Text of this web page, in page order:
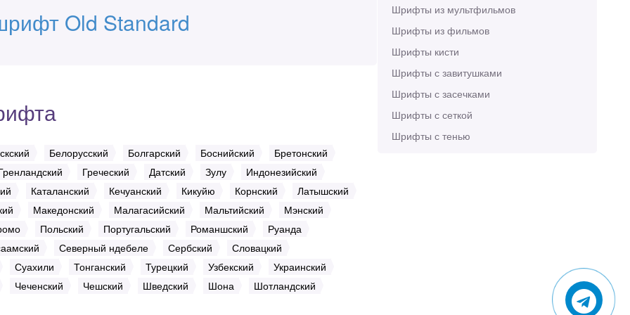
Шрифты из мультфильмов
Шрифты из фильмов
Шрифты кисти
Шрифты с завитушками
Шрифты с засечками
Шрифты с сеткой
Шрифты с тенью
Old Standard
Белорусский Болгарский Боснийский
Бретонский
Греческий Датский Зулу
Индонезийский
Каталанский Кечуанский Кикуйю Корнский
Латышский
Македонский Малагасийский Мальтийский
Мэнский
Польский Португальский Романшский
Руанда
Северный ндебеле Сербский
Словацкий
Суахили
Тонганский Турецкий Узбекский
Украинский
Чеченский
Чешский Шведский Шона Шотландский